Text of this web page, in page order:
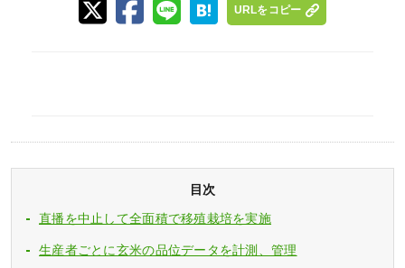
URLをコピー
目次
直播を中止して全面積で移殖栽培を実施
生産者ごとに玄米の品位データを計測、管理